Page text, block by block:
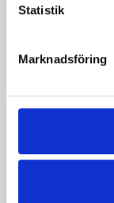
Statistik
Marknadsföring
200